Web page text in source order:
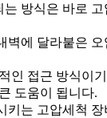
방식은 바로 고
벽에 달라붙은 오
인 접근 방식이기
도움이 됩니다.
키는 고압세척 장